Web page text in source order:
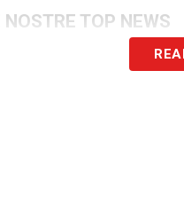
TOP NEWS